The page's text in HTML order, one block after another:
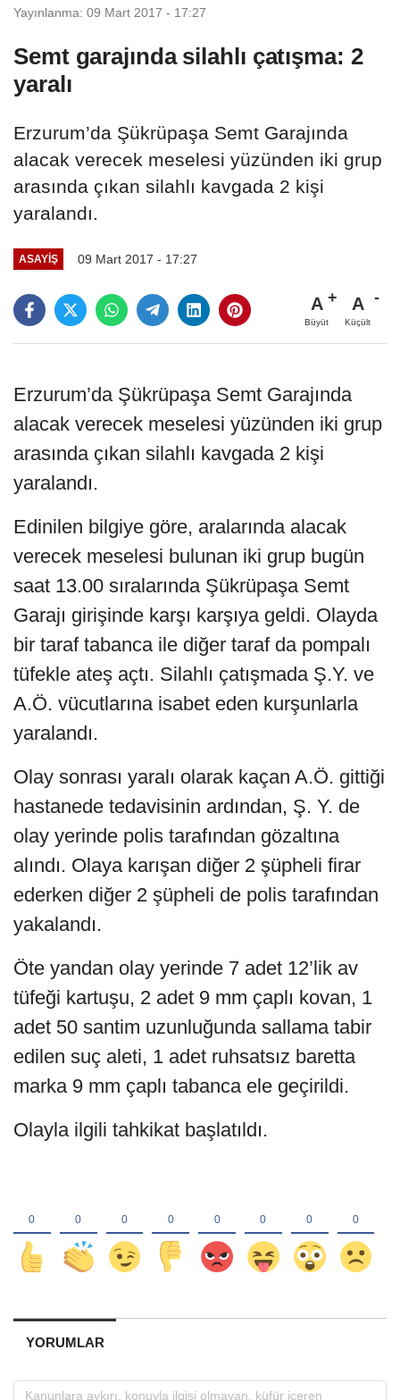
Yayınlanma: 09 Mart 2017 - 17:27
Semt garajında silahlı çatışma: 2
yaralı
Erzurum’da Şükrüpaşa Semt Garajında
alacak verecek meselesi yüzünden iki grup
arasında çıkan silahlı kavgada 2 kişi
yaralandı.
ASAYIŞ 09 Mart 2017 - 17:27
A
Büyüt
A
Küçült
Erzurum’da Şükrüpaşa Semt Garajında
alacak verecek meselesi yüzünden iki grup
arasında çıkan silahlı kavgada 2 kişi
yaralandı.
Edinilen bilgiye göre, aralarında alacak
verecek meselesi bulunan iki grup bugün
saat 13.00 sıralarında Şükrüpaşa Semt
Garajı girişinde karşı karşıya geldi. Olayda
bir taraf tabanca ile diğer taraf da pompalı
tüfekle ateş açtı. Silahlı çatışmada Ş.Y. ve
A.Ö. vücutlarına isabet eden kurşunlarla
yaralandı.
Olay sonrası yaralı olarak kaçan A.Ö. gittiği
hastanede tedavisinin ardından, Ş. Y. de
olay yerinde polis tarafından gözaltına
alındı. Olaya karışan diğer 2 şüpheli firar
ederken diğer 2 şüpheli de polis tarafından
yakalandı.
Öte yandan olay yerinde 7 adet 12’lik av
tüfeği kartuşu, 2 adet 9 mm çaplı kovan, 1
adet 50 santim uzunluğunda sallama tabir
edilen suç aleti, 1 adet ruhsatsız baretta
marka 9 mm çaplı tabanca ele geçirildi.
Olayla ilgili tahkikat başlatıldı.
YORUMLAR